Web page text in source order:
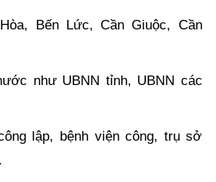
Bến Lức, Cần Giuộc, Cần
như UBNN tỉnh, UBNN các
lập, bệnh viện công, trụ sở